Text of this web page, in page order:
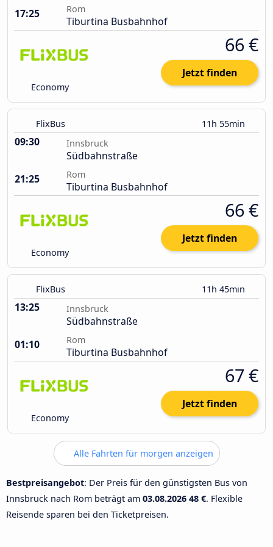
17:25
Rom
Tiburtina Busbahnhof
Economy
66 €
Jetzt finden
FlixBus 11h 55min
09:30 Innsbruck
Südbahnstraße
21:25
Rom
Tiburtina Busbahnhof
Economy
66 €
Jetzt finden
FlixBus 11h 45min
13:25 Innsbruck
Südbahnstraße
01:10
Rom
Tiburtina Busbahnhof
Economy
67 €
Jetzt finden
Alle Fahrten für morgen anzeigen
Bestpreisangebot: Der Preis für den günstigsten Bus von
Innsbruck nach Rom beträgt am 03.08.2026 48 €. Flexible
Reisende sparen bei den Ticketpreisen.